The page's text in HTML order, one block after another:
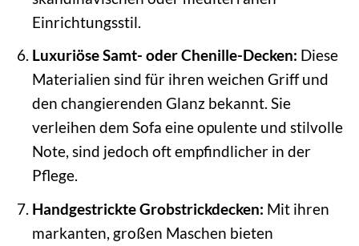
Einrichtungsstil.
Luxuriöse Samt- oder Chenille-Decken: Diese
Materialien sind für ihren weichen Griff und
den changierenden Glanz bekannt. Sie
verleihen dem Sofa eine opulente und stilvolle
Note, sind jedoch oft empfindlicher in der
Pflege.
Handgestrickte Grobstrickdecken: Mit ihren
markanten, großen Maschen bieten